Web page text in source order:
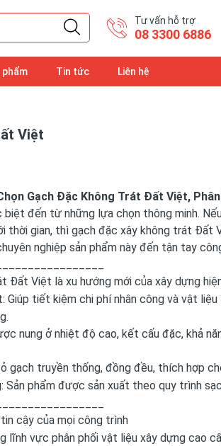
Tư vấn hỗ trợ
08 3300 6886
phẩm Tin tức Liên hệ
Việt
Gạch Đặc Không Trát Đất Việt,
biệt đến từ những lựa chọn thông minh.
thời gian, thì gạch đặc xây không trát Đất
nghiệp sản phẩm này đến tận tay
Đất Việt là xu hướng mới của xây dựng
Giúp tiết kiệm chi phí nhân công và vật
nung ở nhiệt độ cao, kết cấu đặc, khả
gạch truyền thống, đồng đều, thích hợp
Sản phẩm được sản xuất theo quy trình
cậy của mọi công trình
lĩnh vực phân phối vật liệu xây dựng cao